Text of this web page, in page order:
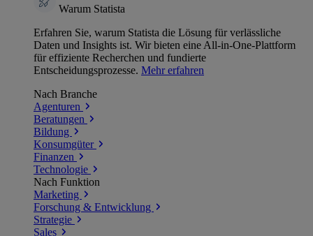
Warum Statista
Erfahren Sie, warum Statista die Lösung für verlässliche
Daten und Insights ist. Wir bieten eine All-in-One-Plattform
für effiziente Recherchen und fundierte
Entscheidungsprozesse. Mehr erfahren
Nach Branche
Agenturen
Beratungen
Bildung
Konsumgüter
Finanzen
Technologie
Nach Funktion
Marketing
Forschung & Entwicklung
Strategie
Sales